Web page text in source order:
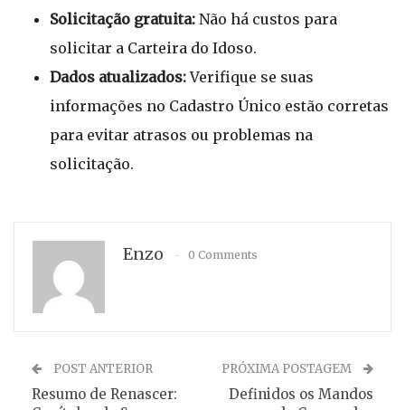
Solicitação gratuita: Não há custos para
solicitar a Carteira do Idoso.
Dados atualizados:Verifique se suas
informações no Cadastro Único estão corretas
para evitar atrasos ou problemas na
solicitação.
Enzo 0 Comments
POST ANTERIOR
Resumo de Renascer:
PRÓXIMA POSTAGEM
Definidos os Mandos